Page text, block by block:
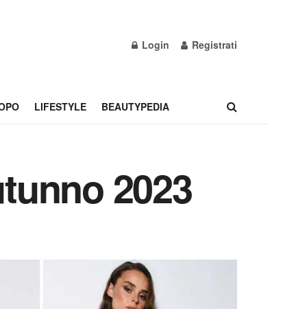
Login Registrati
LIFESTYLE BEAUTYPEDIA
2023